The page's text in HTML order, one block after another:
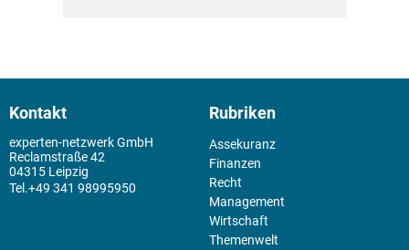
Kontakt
experten-netzwerk GmbH
Reclamstraße 42
04315 Leipzig
+49 341 98995950
Rubriken
Assekuranz
Finanzen
Recht
Management
Wirtschaft
Themenwelt